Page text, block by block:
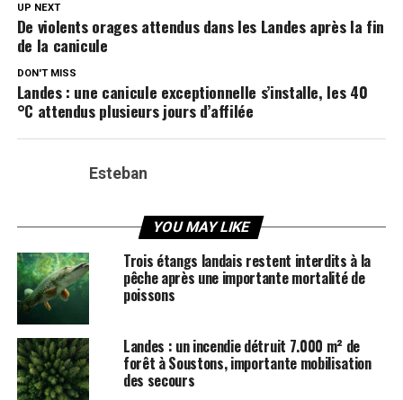
UP NEXT
De violents orages attendus dans les Landes après la fin
de la canicule
DON'T MISS
Landes : une canicule exceptionnelle s’installe, les 40
°C attendus plusieurs jours d’affilée
Esteban
YOU MAY LIKE
Trois étangs landais restent interdits à la
pêche après une importante mortalité de
poissons
Landes : un incendie détruit 7.000 m² de
forêt à Soustons, importante mobilisation
des secours